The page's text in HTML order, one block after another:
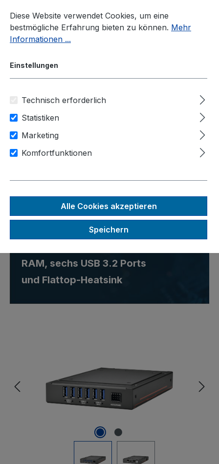
Zum Hauptinhalt springen
Industrie-PC
NVIDIA Jetson PC
NRU-150 Serie
Künstliche Intelligenz
IIot / Industrie 4.0
NRU-156-JON16
NVIDIA® Jetson Orin™ NX
RAM, sechs USB 3.2 Ports
und Flattop-Heatsink
Diese Website verwendet Cookies, um eine
bestmögliche Erfahrung bieten zu können. Mehr
Informationen ...
Einstellungen
Technisch erforderlich
Statistiken
Marketing
Komfortfunktionen
Alle Cookies akzeptieren
Speichern